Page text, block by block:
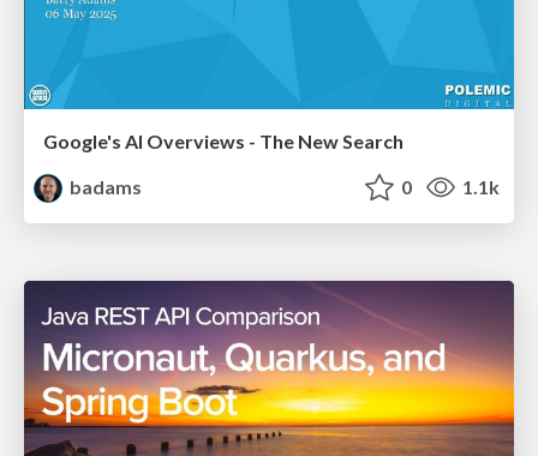
Google's AI Overviews - The New Search
badams
0 1.1k